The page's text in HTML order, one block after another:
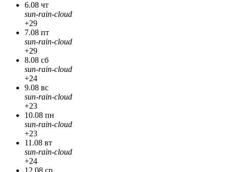
6.08 чт
sun-rain-cloud
+29
7.08 пт
sun-rain-cloud
+29
8.08 сб
sun-rain-cloud
+24
9.08 вс
sun-rain-cloud
+23
10.08 пн
sun-rain-cloud
+23
11.08 вт
sun-rain-cloud
+24
12.08 ср